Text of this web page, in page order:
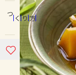
ホーム
コンテ
人気の食材・
きゅうり
ピーマン
つくり方